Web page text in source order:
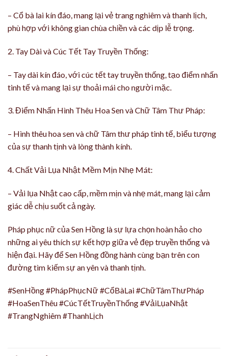
– Cổ bà lai kín đáo, mang lại vẻ trang nghiêm và thanh lịch,
phù hợp với không gian chùa chiền và các dịp lễ trọng.
2. Tay Dài và Cúc Tết Tay Truyền Thống:
– Tay dài kín đáo, với cúc tết tay truyền thống, tạo điểm nhấn
tinh tế và mang lại sự thoải mái cho người mặc.
3. Điểm Nhấn Hình Thêu Hoa Sen và Chữ Tâm Thư Pháp:
– Hình thêu hoa sen và chữ Tâm thư pháp tinh tế, biểu tượng
của sự thanh tịnh và lòng thành kính.
4. Chất Vải Lụa Nhật Mềm Mịn Nhẹ Mát:
– Vải lụa Nhật cao cấp, mềm mịn và nhẹ mát, mang lại cảm
giác dễ chịu suốt cả ngày.
Pháp phục nữ của Sen Hồng là sự lựa chọn hoàn hảo cho
những ai yêu thích sự kết hợp giữa vẻ đẹp truyền thống và
hiện đại. Hãy để Sen Hồng đồng hành cùng bạn trên con
đường tìm kiếm sự an yên và thanh tịnh.
#SenHồng #PhápPhụcNữ #CổBàLai #ChữTâmThưPháp
#HoaSenThêu #CúcTếtTruyềnThống #VảiLụaNhật
#TrangNghiêm #ThanhLịch